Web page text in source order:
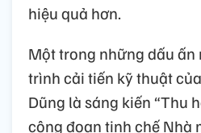
hiệu quả hơn.
Một trong những dấu ấn
trình cải tiến kỹ thuật
Dũng là sáng kiến “Thu
công đoạn tinh chế Nhà